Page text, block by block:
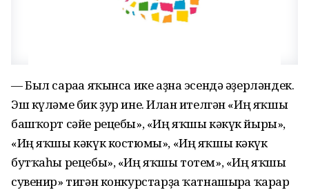
— Был сараға яҡынса ике аҙна эсендә әҙерләндек.
Эш күләме бик ҙур ине. Иғлан ителгән «Иң яҡшы
башҡорт сәйе рецебы», «Иң яҡшы кәкүк йыры»,
«Иң яҡшы кәкүк костюмы», «Иң яҡшы кәкүк
бутҡаһы рецебы», «Иң яҡшы тотем», «Иң яҡшы
сувенир» тигән конкурстарҙа ҡатнашырға ҡарар